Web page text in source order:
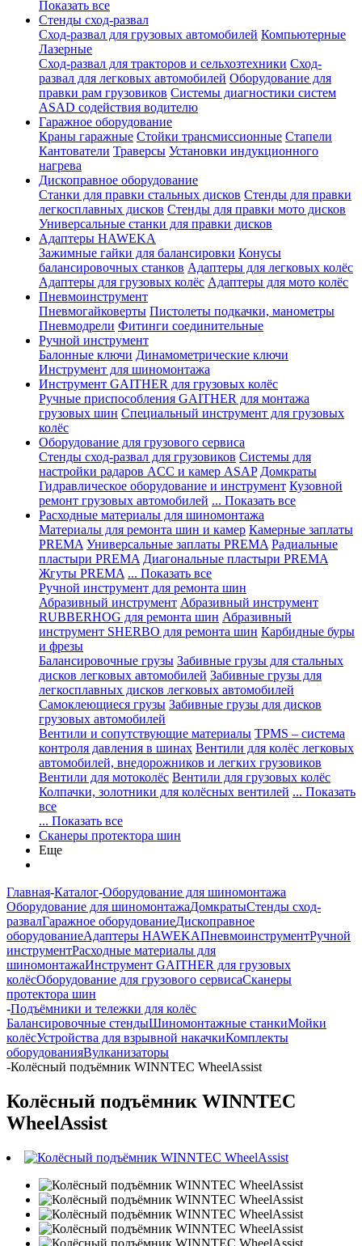
Показать все
Стенды сход-развал
Сход-развал для грузовых автомобилей Компьютерные
Лазерные
Сход-развал для тракторов и сельхозтехники Сход-
развал для легковых автомобилей Оборудование для
правки рам грузовиков Системы диагностики систем
ASAD содействия водителю
Гаражное оборудование
Краны гаражные Стойки трансмиссионные Стапели
Кантователи Траверсы Установки индукционного
нагрева
Дископравное оборудование
Станки для правки стальных дисков Стенды для правки
легкосплавных дисков Стенды для правки мото дисков
Универсальные станки для правки дисков
Адаптеры HAWEKA
Зажимные гайки для балансировки Конусы
балансировочных станков Адаптеры для легковых колёс
Адаптеры для грузовых колёс Адаптеры для мото колёс
Пневмоинструмент
Пневмогайковерты Пистолеты подкачки, манометры
Пневмодрели Фитинги соединительные
Ручной инструмент
Балонные ключи Динамометрические ключи
Инструмент для шиномонтажа
Инструмент GAITHER для грузовых колёс
Ручные приспособления GAITHER для монтажа
грузовых шин Специальный инструмент для грузовых
колёс
Оборудование для грузового сервиса
Стенды сход-развал для грузовиков Системы для
настройки радаров ACC и камер ASAP Домкраты
Гидравлическое оборудование и инструмент Кузовной
ремонт грузовых автомобилей ... Показать все
Расходные материалы для шиномонтажа
Материалы для ремонта шин и камер Камерные заплаты
PREMA Универсальные заплаты PREMA Радиальные
пластыри PREMA Диагональные пластыри PREMA
Жгуты PREMA ... Показать все
Ручной инструмент для ремонта шин
Абразивный инструмент Абразивный инструмент
RUBBERHOG для ремонта шин Абразивный
инструмент SHERBO для ремонта шин Карбидные буры
и фрезы
Балансировочные грузы Забивные грузы для стальных
дисков легковых автомобилей Забивные грузы для
легкосплавных дисков легковых автомобилей
Самоклеющиеся грузы Забивные грузы для дисков
грузовых автомобилей
Вентили и сопутствующие материалы TPMS – система
контроля давления в шинах Вентили для колёс легковых
автомобилей, внедорожников и легких грузовиков
Вентили для мотоколёс Вентили для грузовых колёс
Колпачки, золотники для колёсных вентилей ... Показать
все
... Показать все
Сканеры протектора шин
Еще
Главная-Каталог-Оборудование для шиномонтажа
Оборудование для шиномонтажаДомкратыСтенды сход-
развалГаражное оборудованиеДископравное
оборудованиеАдаптеры HAWEKAПневмоинструментРучной
инструментРасходные материалы для
шиномонтажаИнструмент GAITHER для грузовых
колёсОборудование для грузового сервисаСканеры
протектора шин
-Подъёмники и тележки для колёс
Балансировочные стендыШиномонтажные станкиМойки
колёсУстройства для взрывной накачкиКомплекты
оборудованияВулканизаторы
-Колёсный подъёмник WINNTEC WheelAssist
Колёсный подъёмник WINNTEC
WheelAssist